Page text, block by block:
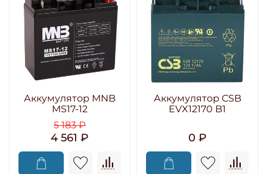
Аккумулятор MNB
MS17-12
5 183 ₽
4 561 ₽
Аккумулятор CSB
EVX12170 B1
0 ₽